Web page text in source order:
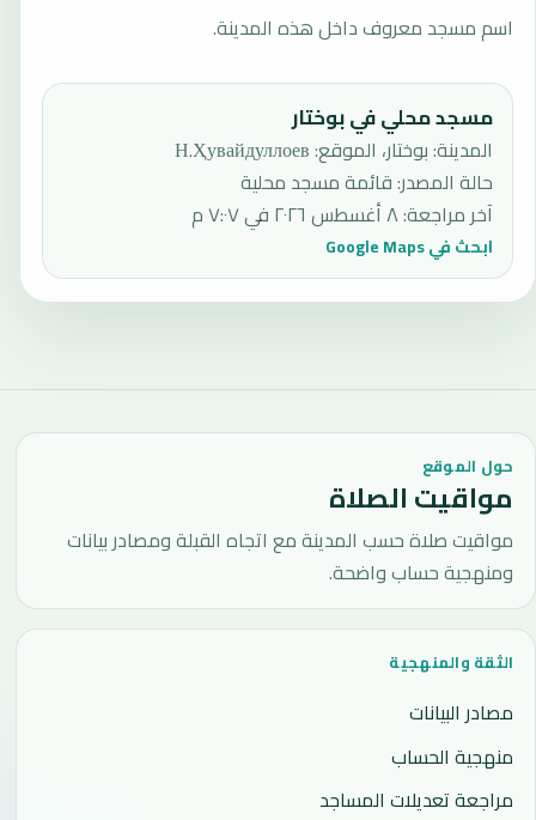
اسم مسجد معروف داخل هذه المدينة.
مسجد محلي في بوختار
المدينة: بوختار، الموقع: Н.Ҳувайдуллоев
حالة المصدر:قائمة مسجد محلية
آخر مراجعة:٨ أغسطس ٢٠٢٦ في ٧:٠٧ م
ابحث في Google Maps
حول الموقع
مواقيت الصلاة
مواقيت صلاة حسب المدينة مع اتجاه القبلة ومصادر بيانات
ومنهجية حساب واضحة.
الثقة والمنهجية
مصادر البيانات
منهجية الحساب
مراجعة تعديلات المساجد